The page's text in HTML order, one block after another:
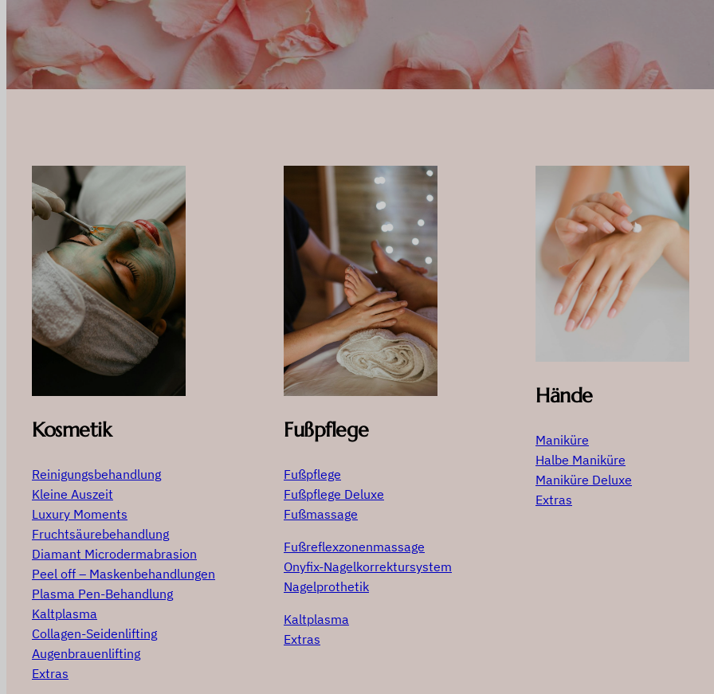
Kosmetik
Reinigungsbehandlung
Kleine Auszeit
Luxury Moments
Fruchtsäurebehandlung
Diamant Microdermabrasion
Peel off – Maskenbehandlungen
Plasma Pen-Behandlung
Kaltplasma
Collagen-Seidenlifting
Augenbrauenlifting
Extras
Fußpflege
Fußpflege
Fußpflege Deluxe
Fußmassage
Fußreflexzonenmassage
Onyfix-Nagelkorrektursystem
Nagelprothetik
Kaltplasma
Extras
Hände
Maniküre
Halbe Maniküre
Maniküre Deluxe
Extras